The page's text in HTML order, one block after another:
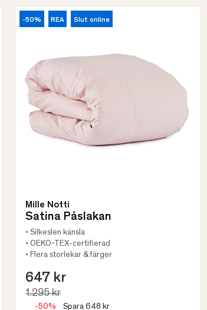
-50% REA Slut online
Mille Notti
Satina Påslakan
• Silkeslen känsla
• OEKO-TEX-certifierad
• Flera storlekar & färger
647 kr
1.295 kr
-50% Spara 648 kr